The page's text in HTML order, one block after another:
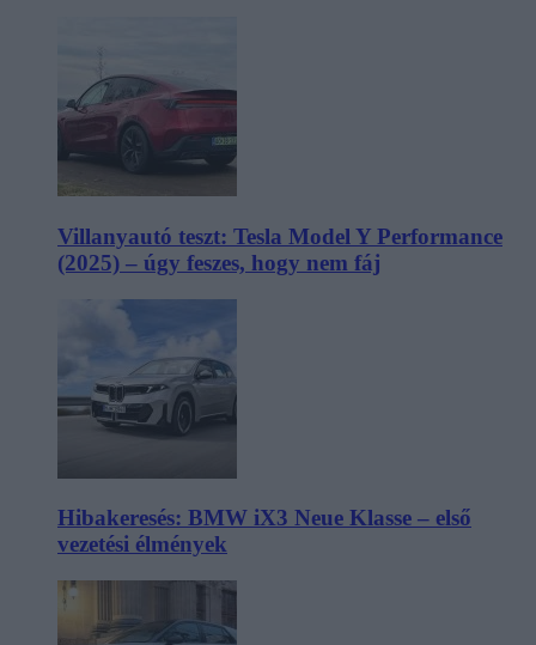
Villanyautó teszt: Tesla Model Y Performance
(2025) – úgy feszes, hogy nem fáj
Hibakeresés: BMW iX3 Neue Klasse – első
vezetési élmények